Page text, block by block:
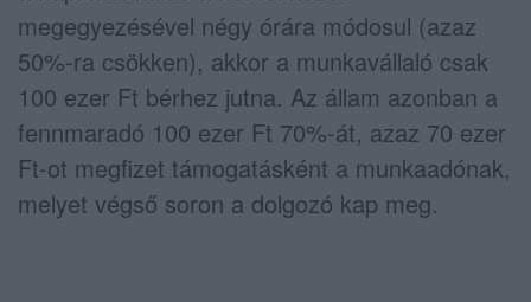
megegyezésével négy órára módosul (azaz
50%-ra csökken), akkor a munkavállaló csak
100 ezer Ft bérhez jutna. Az állam azonban a
fennmaradó 100 ezer Ft 70%-át, azaz 70 ezer
Ft-ot megfizet támogatásként a munkaadónak,
melyet végső soron a dolgozó kap meg.